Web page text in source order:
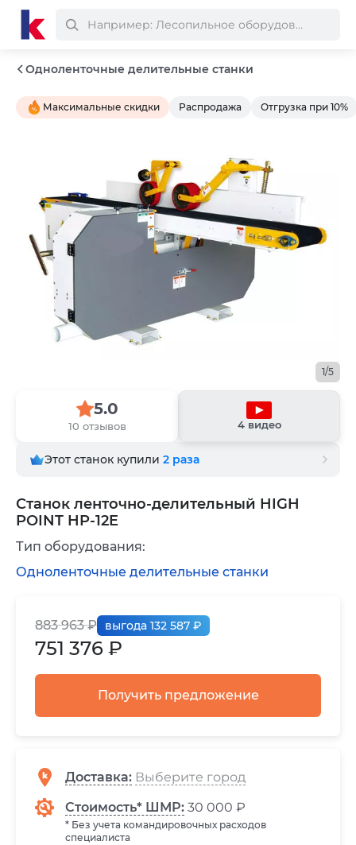
Одноленточные делительные станки
Максимальные скидки Распродажа Отгрузка при 10%
Станок ленточно-делительный HIGH
POINT HP-12E
1/5
5.0
10 отзывов 4 видео
Этот станок купили 2 раза
751 376 ₽
883 963 ₽ выгода 132 587 ₽
Получить предложение
Доставка:
Стоимость* ШМР: 30 000 ₽
* Без учета командировочных расходов
специалиста
Тип оборудования:
Одноленточные делительные станки